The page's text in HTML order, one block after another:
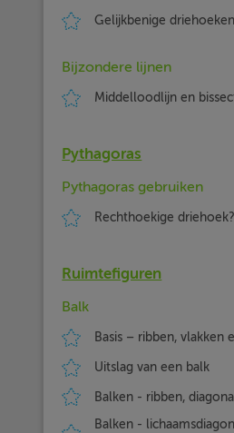
Gelijkbenige driehoeken
Bijzondere lijnen
Middelloodlijn en
Pythagoras
Pythagoras gebruiken
Rechthoekige driehoek?
Ruimtefiguren
Balk
Basis – ribben, vlakken
Uitslag van een balk
Balken - ribben,
Balken -